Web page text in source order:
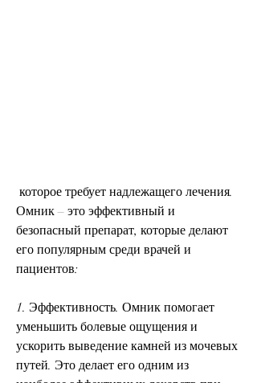
Омник – это эффективный и
безопасный препарат, которые делают
его популярным среди врачей и
пациентов:
1. Эффективность. Омник помогает
уменьшить болевые ощущения и
ускорить выведение камней из мочевых
путей. Это делает его одним из